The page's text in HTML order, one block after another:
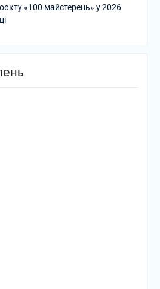
«100 майстерень» у 2026